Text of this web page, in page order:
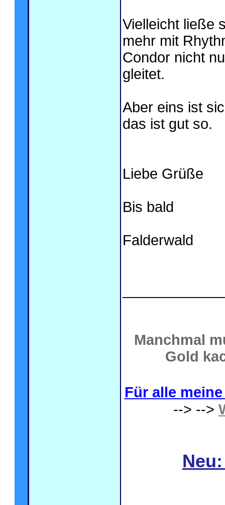
Vielleicht ließe
mehr mit
Condor nicht
gleitet.
Aber eins ist
das ist gut so.
Liebe Grüße
Bis bald
Falderwald
Manchmal
Gold
Für alle
--> -->